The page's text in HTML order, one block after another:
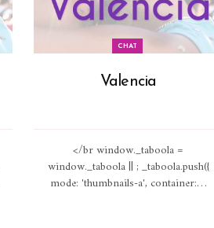
CHAT
Valencia
</br window._taboola =
window._taboola || ; _taboola.push({
mode: 'thumbnails-a', container:…